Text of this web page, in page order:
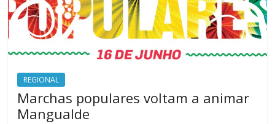
REGIONAL
Marchas populares voltam a animar
Mangualde